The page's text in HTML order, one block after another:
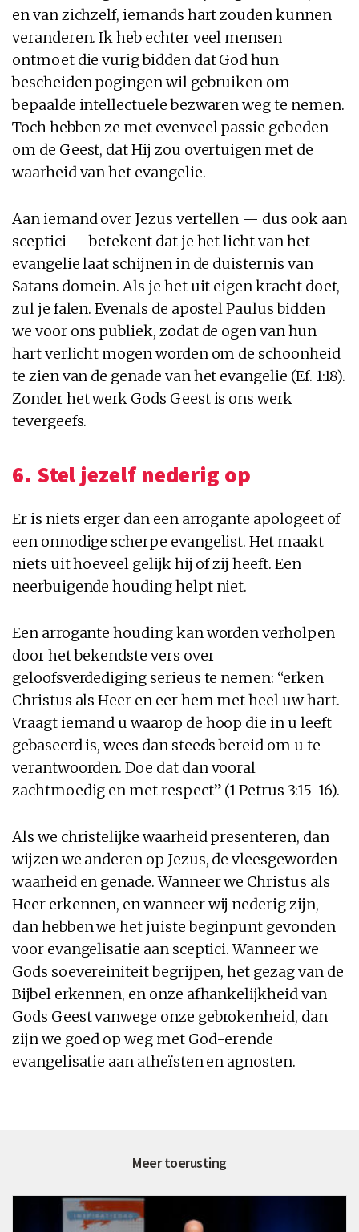
en van zichzelf, iemands hart zouden kunnen
veranderen. Ik heb echter veel mensen
ontmoet die vurig bidden dat God hun
bescheiden pogingen wil gebruiken om
bepaalde intellectuele bezwaren weg te nemen.
Toch hebben ze met evenveel passie gebeden
om de Geest, dat Hij zou overtuigen met de
waarheid van het evangelie.
Aan iemand over Jezus vertellen — dus ook aan
sceptici — betekent dat je het licht van het
evangelie laat schijnen in de duisternis van
Satans domein. Als je het uit eigen kracht doet,
zul je falen. Evenals de apostel Paulus bidden
we voor ons publiek, zodat de ogen van hun
hart verlicht mogen worden om de schoonheid
te zien van de genade van het evangelie (Ef. 1:18).
Zonder het werk Gods Geest is ons werk
tevergeefs.
6. Stel jezelf nederig op
Er is niets erger dan een arrogante apologeet of
een onnodige scherpe evangelist. Het maakt
niets uit hoeveel gelijk hij of zij heeft. Een
neerbuigende houding helpt niet.
Een arrogante houding kan worden verholpen
door het bekendste vers over
geloofsverdediging serieus te nemen: “erken
Christus als Heer en eer hem met heel uw hart.
Vraagt iemand u waarop de hoop die in u leeft
gebaseerd is, wees dan steeds bereid om u te
verantwoorden. Doe dat dan vooral
zachtmoedig en met respect” (1 Petrus 3:15-16).
Als we christelijke waarheid presenteren, dan
wijzen we anderen op Jezus, de vleesgeworden
waarheid en genade. Wanneer we Christus als
Heer erkennen, en wanneer wij nederig zijn,
dan hebben we het juiste beginpunt gevonden
voor evangelisatie aan sceptici. Wanneer we
Gods soevereiniteit begrijpen, het gezag van de
Bijbel erkennen, en onze afhankelijkheid van
Gods Geest vanwege onze gebrokenheid, dan
zijn we goed op weg met God-erende
evangelisatie aan atheïsten en agnosten.
Meer toerusting